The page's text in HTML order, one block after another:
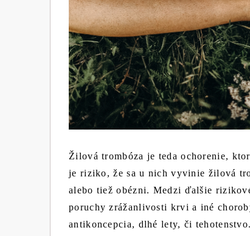
Žilová trombóza je teda ochorenie,
je riziko, že sa u nich vyvinie žilová
alebo tiež obézni. Medzi ďalšie
poruchy zrážanlivosti krvi a iné
antikoncepcia, dlhé lety, či tehotenstvo.